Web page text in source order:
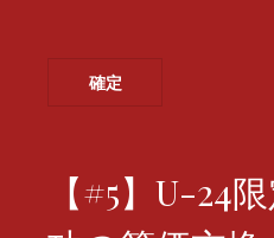
【#5】U-24